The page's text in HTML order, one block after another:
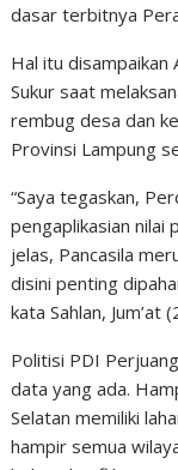
dasar terbitnya
Hal itu disampaikan
Sukur saat
rembug desa dan
Provinsi Lampung
“Saya tegaskan,
pengaplikasian nilai
jelas, Pancasila
disini penting
kata Sahlan, Jum’at
Politisi PDI
data yang ada.
Selatan memiliki
hampir semua